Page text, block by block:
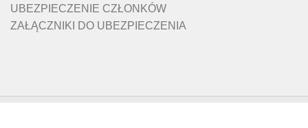
UBEZPIECZENIE CZŁONKÓW
ZAŁĄCZNIKI DO UBEZPIECZENIA